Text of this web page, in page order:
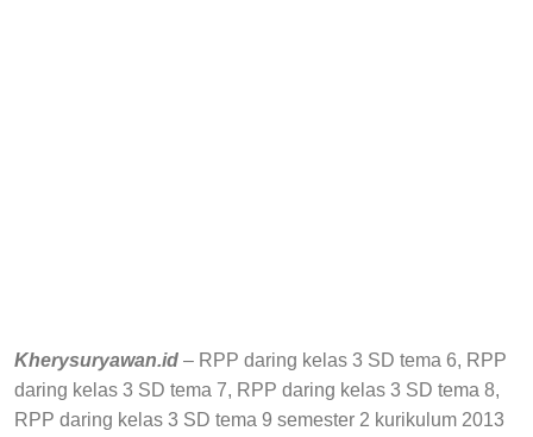
Kherysuryawan.id – RPP daring kelas 3 SD tema 6, RPP
daring kelas 3 SD tema 7, RPP daring kelas 3 SD tema 8,
RPP daring kelas 3 SD tema 9 semester 2 kurikulum 2013